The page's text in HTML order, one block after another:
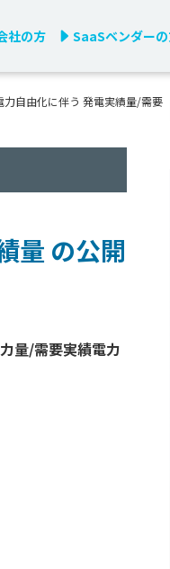
社の方 SaaSベンダー
自由化に伴う 発電実績量/需要
量 の公開
量/需要実績電力